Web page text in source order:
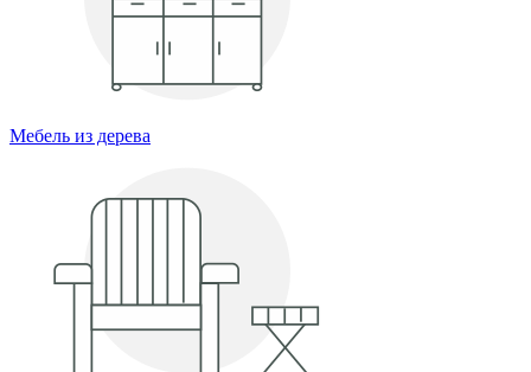
Мебель из дерева